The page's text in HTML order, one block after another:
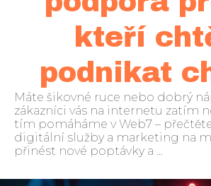
kteří
podnikat
Máte šikovné ruce nebo dobrý
zákazníci vás na internetu zatím
tím pomáháme v Web7 –
digitální služby a marketing na
přinést nové poptávky a ...